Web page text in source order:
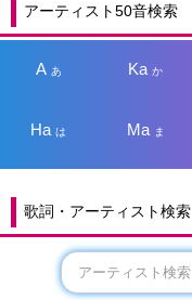
アーティスト50音検索
A あ Kaか
Haは Ma ま
歌詞・アーティスト検索